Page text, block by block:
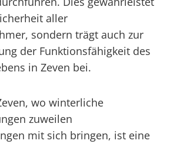
aller
sondern trägt auch zur
der Funktionsfähigkeit des
in Zeven bei.
wo winterliche
zuweilen
mit sich bringen, ist eine